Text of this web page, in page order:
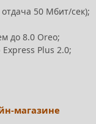
отдача 50 Мбит/сек);
до 8.0 Oreo;
Plus 2.0;
магазине